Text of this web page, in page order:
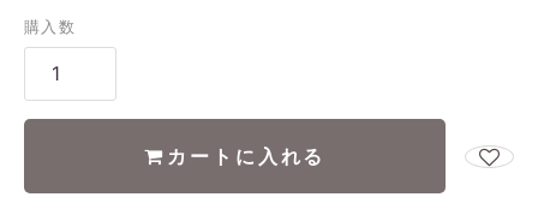
購入数
カートに入れる